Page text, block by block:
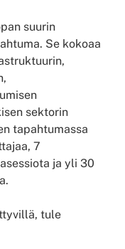
suurin
Se kokoaa
sektorin
tapahtumassa
7
ja yli 30
tule